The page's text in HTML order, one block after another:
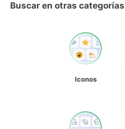
Buscar en otras categorías
Iconos